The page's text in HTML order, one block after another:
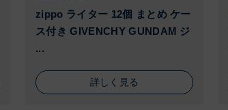
zippo ライター 12個 まとめ ケー
ス付き GIVENCHY GUNDAM ジ
...
詳しく見る